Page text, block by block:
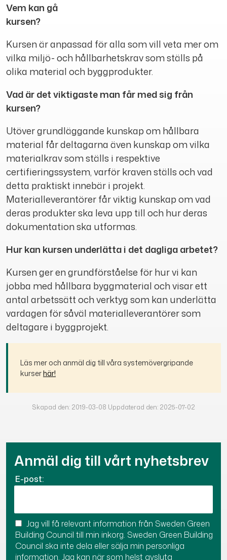
Vem kan gå
kursen?
Kursen är anpassad för alla som vill veta mer om
vilka miljö- och hållbarhetskrav som ställs på
olika material och byggprodukter.
Vad är det viktigaste man får med sig från
kursen?
Utöver grundläggande kunskap om hållbara
material får deltagarna även kunskap om vilka
materialkrav som ställs i respektive
certifieringssystem, varför kraven ställs och vad
detta praktiskt innebär i projekt.
Materialleverantörer får viktig kunskap om vad
deras produkter ska leva upp till och hur deras
dokumentation ska utformas.
Hur kan kursen underlätta i det dagliga arbetet?
Kursen ger en grundförståelse för hur vi kan
jobba med hållbara byggmaterial och visar ett
antal arbetssätt och verktyg som kan underlätta
vardagen för såväl materialleverantörer som
deltagare i byggprojekt.
Läs mer och anmäl dig till våra systemövergripande
kurserhär!
Skapad den: 2019-03-08 Uppdaterad den: 2025-07-02
Anmäl dig till vårt nyhetsbrev
E-post:
Jag vill få relevant information från Sweden Green
Building Council till min inkorg. Sweden Green Building
Council ska inte dela eller sälja min personliga
information. Jag kan när som helst avsluta